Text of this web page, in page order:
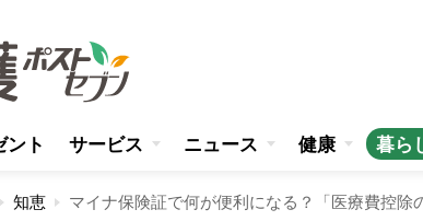
ント サービス ニュース 健康 暮ら
知恵